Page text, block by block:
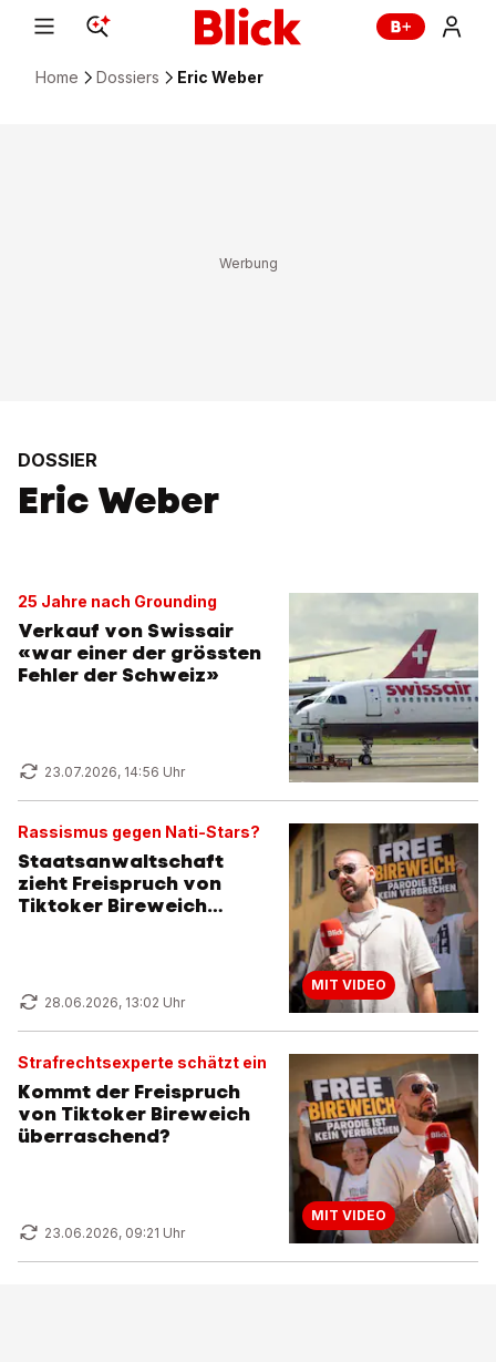
Home Dossiers Eric Weber
DOSSIER
Eric Weber
25 Jahre nach Grounding
Verkauf von Swissair
«war einer der grössten
Fehler der Schweiz»
23.07.2026, 14:56 Uhr
Rassismus gegen Nati-Stars?
Staatsanwaltschaft
zieht Freispruch von
Tiktoker Bireweich
28.06.2026, 13:02 Uhr
MIT VIDEO
Strafrechtsexperte schätzt ein
Kommt der Freispruch
von Tiktoker Bireweich
überraschend?
23.06.2026, 09:21 Uhr
MIT VIDEO